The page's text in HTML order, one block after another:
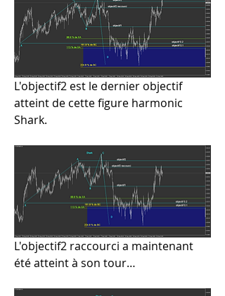
L'objectif2 est le dernier objectif
atteint de cette figure harmonic
Shark.
L'objectif2 raccourci a maintenant
été atteint à son tour…